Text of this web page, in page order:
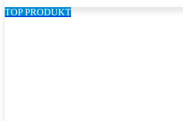
TOP PRODUKT